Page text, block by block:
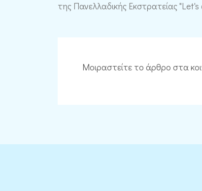
της Πανελλαδικής Εκστρατείας
Μοιραστείτε το άρθρο στα